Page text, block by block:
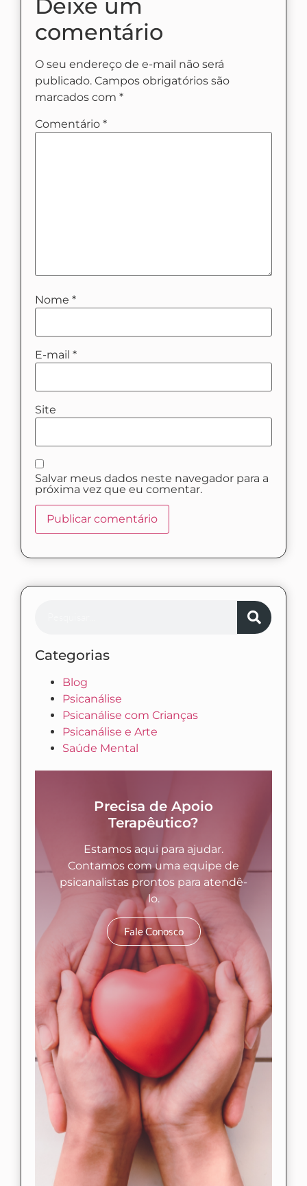
Deixe um
comentário
O seu endereço de e-mail não será
publicado. Campos obrigatórios são
marcados com *
Comentário *
Nome *
E-mail *
Site
Salvar meus dados neste navegador para a
próxima vez que eu comentar.
Categorias
Blog
Psicanálise
Psicanálise com Crianças
Psicanálise e Arte
Saúde Mental
Precisa de Apoio
Terapêutico?
Estamos aqui para ajudar.
Contamos com uma equipe de
psicanalistas prontos para atendê-
lo.
Fale Conosco